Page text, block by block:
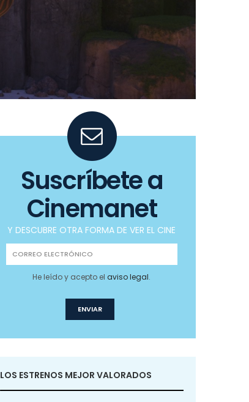
Suscríbete a
Cinemanet
Y DESCUBRE OTRA FORMA DE VER EL CINE
He leído y acepto elaviso legal.
LOS ESTRENOS MEJOR VALORADOS